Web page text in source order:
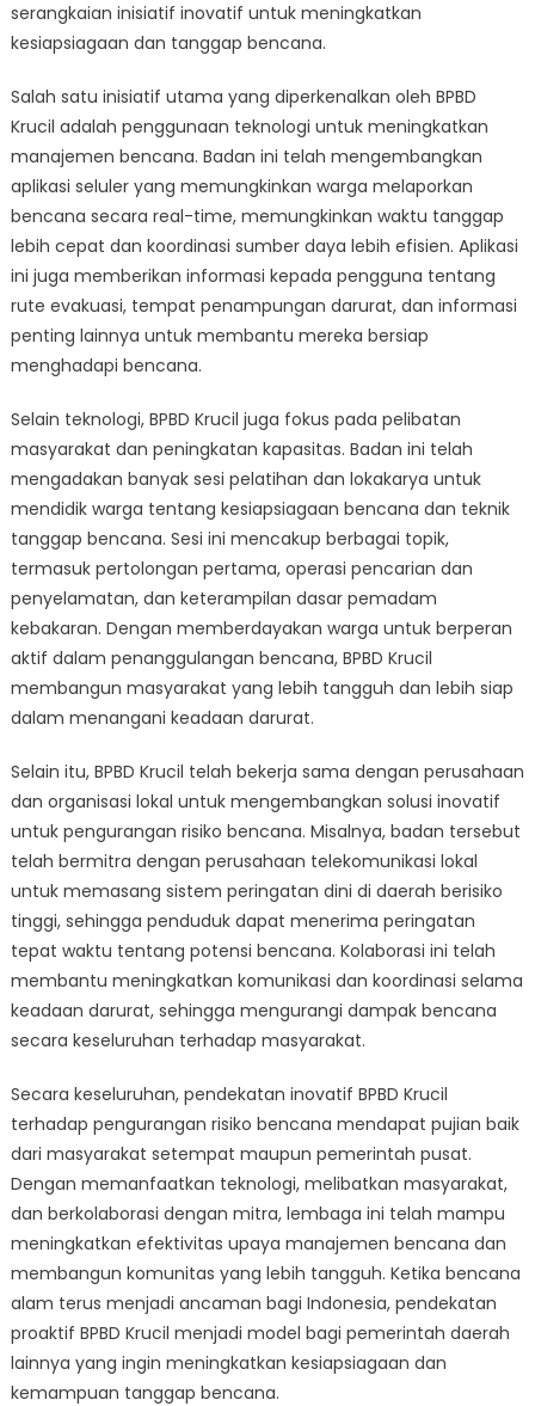
serangkaian inisiatif inovatif untuk meningkatkan
kesiapsiagaan dan tanggap bencana.
Salah satu inisiatif utama yang diperkenalkan oleh BPBD
Krucil adalah penggunaan teknologi untuk meningkatkan
manajemen bencana. Badan ini telah mengembangkan
aplikasi seluler yang memungkinkan warga melaporkan
bencana secara real-time, memungkinkan waktu tanggap
lebih cepat dan koordinasi sumber daya lebih efisien. Aplikasi
ini juga memberikan informasi kepada pengguna tentang
rute evakuasi, tempat penampungan darurat, dan informasi
penting lainnya untuk membantu mereka bersiap
menghadapi bencana.
Selain teknologi, BPBD Krucil juga fokus pada pelibatan
masyarakat dan peningkatan kapasitas. Badan ini telah
mengadakan banyak sesi pelatihan dan lokakarya untuk
mendidik warga tentang kesiapsiagaan bencana dan teknik
tanggap bencana. Sesi ini mencakup berbagai topik,
termasuk pertolongan pertama, operasi pencarian dan
penyelamatan, dan keterampilan dasar pemadam
kebakaran. Dengan memberdayakan warga untuk berperan
aktif dalam penanggulangan bencana, BPBD Krucil
membangun masyarakat yang lebih tangguh dan lebih siap
dalam menangani keadaan darurat.
Selain itu, BPBD Krucil telah bekerja sama dengan perusahaan
dan organisasi lokal untuk mengembangkan solusi inovatif
untuk pengurangan risiko bencana. Misalnya, badan tersebut
telah bermitra dengan perusahaan telekomunikasi lokal
untuk memasang sistem peringatan dini di daerah berisiko
tinggi, sehingga penduduk dapat menerima peringatan
tepat waktu tentang potensi bencana. Kolaborasi ini telah
membantu meningkatkan komunikasi dan koordinasi selama
keadaan darurat, sehingga mengurangi dampak bencana
secara keseluruhan terhadap masyarakat.
Secara keseluruhan, pendekatan inovatif BPBD Krucil
terhadap pengurangan risiko bencana mendapat pujian baik
dari masyarakat setempat maupun pemerintah pusat.
Dengan memanfaatkan teknologi, melibatkan masyarakat,
dan berkolaborasi dengan mitra, lembaga ini telah mampu
meningkatkan efektivitas upaya manajemen bencana dan
membangun komunitas yang lebih tangguh. Ketika bencana
alam terus menjadi ancaman bagi Indonesia, pendekatan
proaktif BPBD Krucil menjadi model bagi pemerintah daerah
lainnya yang ingin meningkatkan kesiapsiagaan dan
kemampuan tanggap bencana.